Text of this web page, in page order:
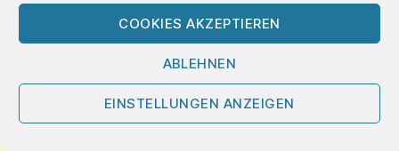
COOKIES AKZEPTIEREN
ABLEHNEN
EINSTELLUNGEN ANZEIGEN